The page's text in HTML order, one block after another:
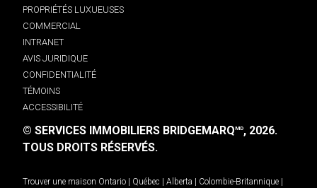
PROPRIÉTÉS LUXUEUSES
COMMERCIAL
INTRANET
AVIS JURIDIQUE
CONFIDENTIALITÉ
TÉMOINS
ACCESSIBILITÉ
© SERVICES IMMOBILIERS BRIDGEMARQMD, 2026.
TOUS DROITS RÉSERVÉS.
Trouver une maison Ontario Québec Alberta Colombie-Britannique